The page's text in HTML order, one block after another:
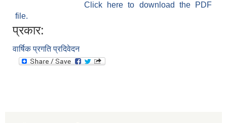
Click here to download the PDF
file.
प्रकार:
वार्षिक प्रगति प्रदिवेदन